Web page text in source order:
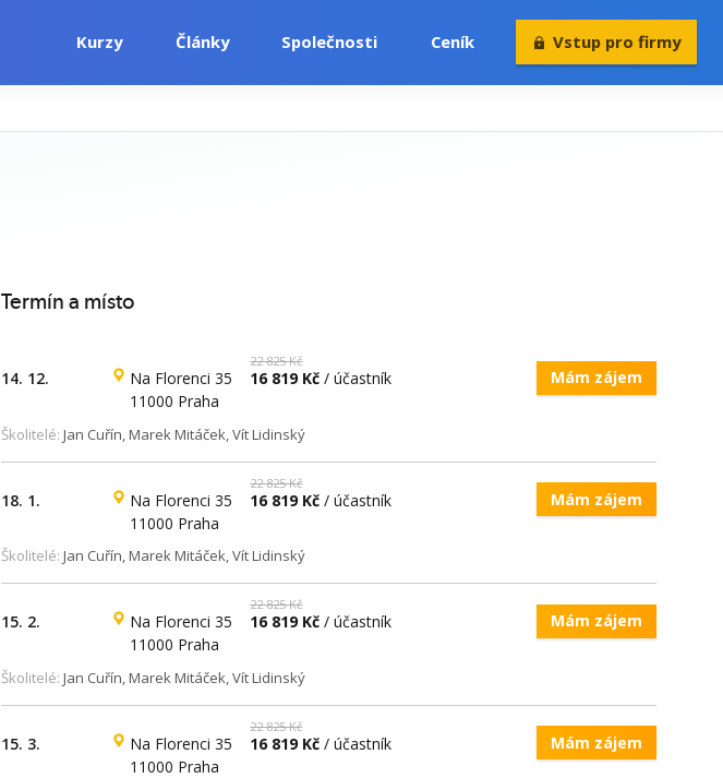
Kurzy Články Společnosti Ceník Vstup pro firmy
Termín a místo
14. 12.
Na Florenci 35
11000 Praha
22 825 Kč
16 819 Kč / účastník Mám zájem
Školitelé: Jan Cuřín, Marek Mitáček, Vít Lidinský
18. 1.
Na Florenci 35
11000 Praha
22 825 Kč
16 819 Kč / účastník Mám zájem
Školitelé: Jan Cuřín, Marek Mitáček, Vít Lidinský
15. 2.
Na Florenci 35
11000 Praha
22 825 Kč
16 819 Kč / účastník Mám zájem
Školitelé: Jan Cuřín, Marek Mitáček, Vít Lidinský
15. 3.
Na Florenci 35
11000 Praha
22 825 Kč
16 819 Kč / účastník Mám zájem